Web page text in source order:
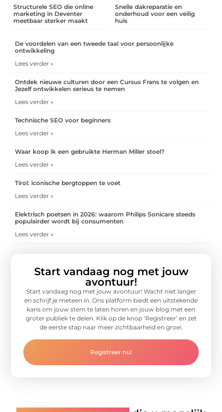
Structurele SEO die online
marketing in Deventer
meetbaar sterker maakt
Snelle dakreparatie en
onderhoud voor een veilig
huis
De voordelen van een tweede taal voor persoonlijke
ontwikkeling
Lees verder »
Ontdek nieuwe culturen door een Cursus Frans te volgen en
Jezelf ontwikkelen serieus te nemen
Lees verder »
Technische SEO voor beginners
Lees verder »
Waar koop ik een gebruikte Herman Miller stoel?
Lees verder »
Tirol: iconische bergtoppen te voet
Lees verder »
Elektrisch poetsen in 2026: waarom Philips Sonicare steeds
populairder wordt bij consumenten
Lees verder »
Start vandaag nog met jouw
avontuur!
Start vandaag nog met jouw avontuur! Wacht niet langer
en schrijf je meteen in. Ons platform biedt een uitstekende
kans om jouw stem te laten horen en jouw blog met een
groter publiek te delen. Klik op de knop ‘Registreer’ en zet
de eerste stap naar meer zichtbaarheid en groei.
Registreer nu!